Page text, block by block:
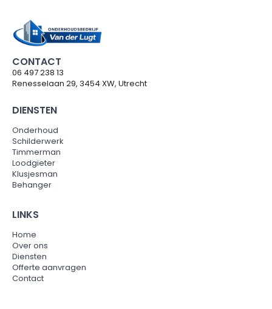
CONTACT
06 497 238 13
Renesselaan 29, 3454 XW, Utrecht
DIENSTEN
Onderhoud
Schilderwerk
Timmerman
Loodgieter
Klusjesman
Behanger
LINKS
Home
Over ons
Diensten
Offerte aanvragen
Contact